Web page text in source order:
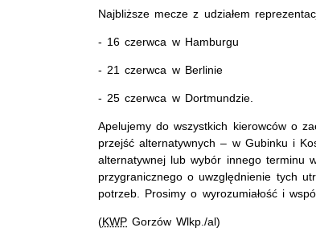
Najbliższe mecze z udziałem
- 16 czerwca w Hamburgu
- 21 czerwca w Berlinie
- 25 czerwca w Dortmundzie.
Apelujemy do wszystkich kierowców o
przejść alternatywnych – w Gubinku i
alternatywnej lub wybór innego terminu
przygranicznego o uwzględnienie tych
potrzeb. Prosimy o wyrozumiałość i
(KWP Gorzów Wlkp./al)